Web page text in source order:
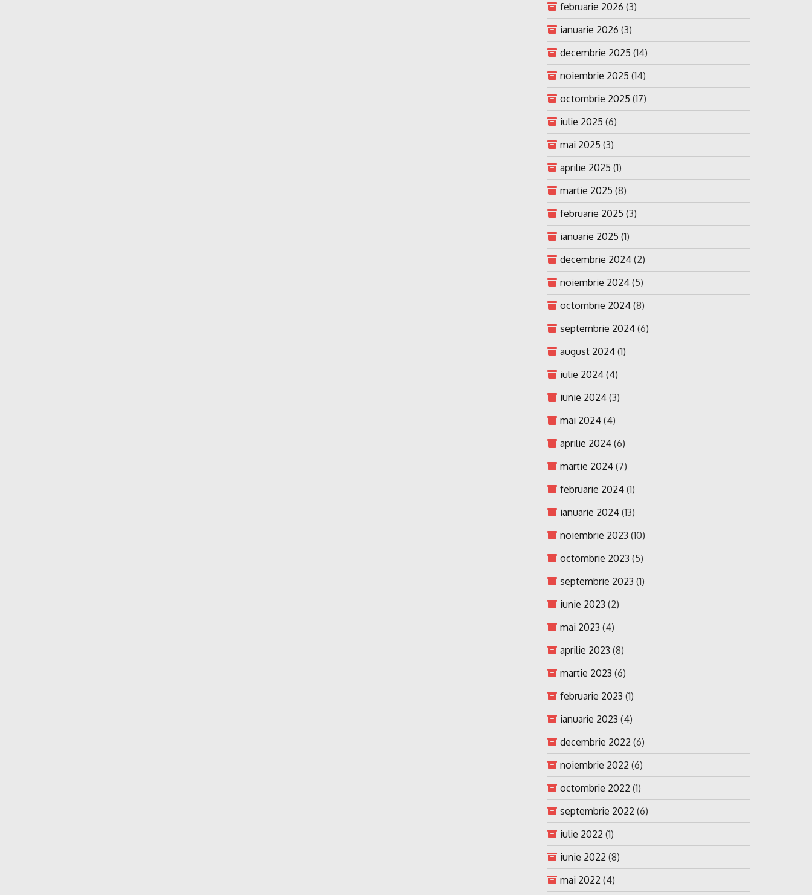
februarie 2026 (3)
ianuarie 2026 (3)
decembrie 2025 (14)
noiembrie 2025 (14)
octombrie 2025 (17)
iulie 2025 (6)
mai 2025 (3)
aprilie 2025 (1)
martie 2025 (8)
februarie 2025 (3)
ianuarie 2025 (1)
decembrie 2024 (2)
noiembrie 2024 (5)
octombrie 2024 (8)
septembrie 2024 (6)
august 2024 (1)
iulie 2024 (4)
iunie 2024 (3)
mai 2024 (4)
aprilie 2024 (6)
martie 2024 (7)
februarie 2024 (1)
ianuarie 2024 (13)
noiembrie 2023 (10)
octombrie 2023 (5)
septembrie 2023 (1)
iunie 2023 (2)
mai 2023 (4)
aprilie 2023 (8)
martie 2023 (6)
februarie 2023 (1)
ianuarie 2023 (4)
decembrie 2022 (6)
noiembrie 2022 (6)
octombrie 2022 (1)
septembrie 2022 (6)
iulie 2022 (1)
iunie 2022 (8)
mai 2022 (4)